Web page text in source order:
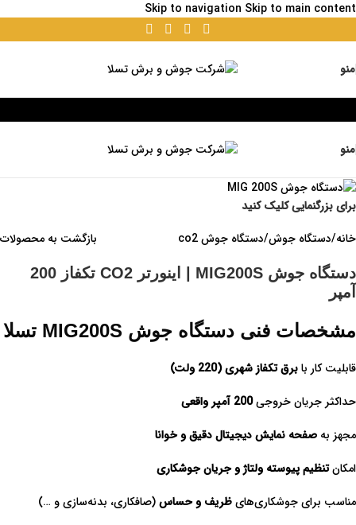
Skip to navigation Skip to main content
منو
منو
برای بزرگنمایی کلیک کنید
خانه/دستگاه جوش/دستگاه جوش co2
بازگشت به محصولات
دستگاه جوش MIG200S | اینورتر CO2 تکفاز 200
آمپر
مشخصات فنی دستگاه جوش MIG200S تسلا
قابلیت کار بابرق تکفاز شهری (220 ولت)
حداکثر جریان خروجی200 آمپر واقعی
مجهز به صفحه نمایش دیجیتال دقیق و خوانا
امکانتنظیم پیوسته ولتاژ و جریان جوشکاری
مناسب برای جوشکاری‌هایظریف و حساس(صافکاری، بدنه‌سازی و …)